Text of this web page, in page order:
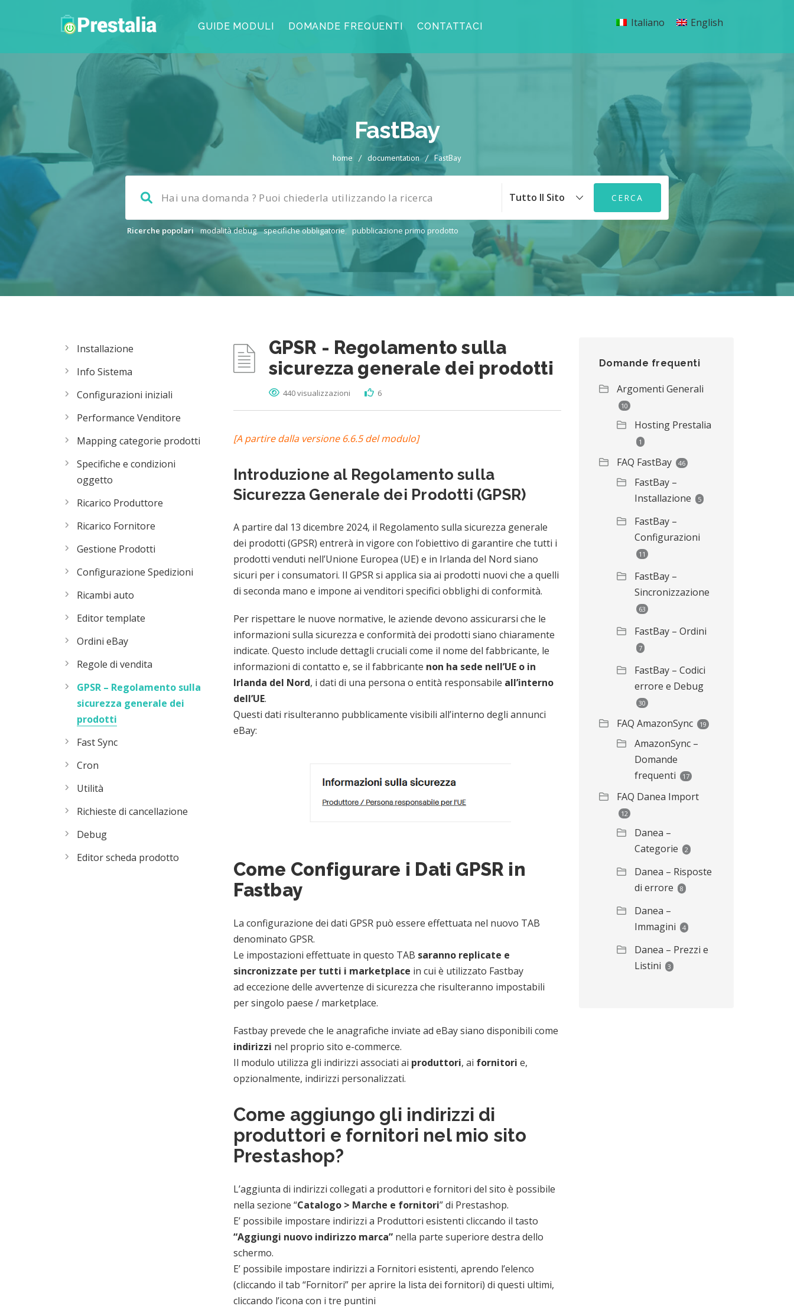
Italiano English
GUIDE MODULI DOMANDE FREQUENTI CONTATTACI
FastBay
home / documentation / FastBay
Ricerche popolari modalità debug, specifiche obbligatorie, pubblicazione primo prodotto
Installazione
Info Sistema
Configurazioni iniziali
Performance Venditore
Mapping categorie prodotti
Specifiche e condizioni
oggetto
Ricarico Produttore
Ricarico Fornitore
Gestione Prodotti
Configurazione Spedizioni
Ricambi auto
Editor template
Ordini eBay
Regole di vendita
GPSR – Regolamento sulla
sicurezza generale dei
prodotti
Fast Sync
Cron
Utilità
Richieste di cancellazione
Debug
Editor scheda prodotto
GPSR - Regolamento sulla
sicurezza generale dei prodotti
440 visualizzazioni 6
[A partire dalla versione 6.6.5 del modulo]
Introduzione al Regolamento sulla
Sicurezza Generale dei Prodotti (GPSR)
A partire dal 13 dicembre 2024, il Regolamento sulla sicurezza generale
dei prodotti (GPSR) entrerà in vigore con l’obiettivo di garantire che tutti i
prodotti venduti nell’Unione Europea (UE) e in Irlanda del Nord siano
sicuri per i consumatori. Il GPSR si applica sia ai prodotti nuovi che a quelli
di seconda mano e impone ai venditori specifici obblighi di conformità.
Per rispettare le nuove normative, le aziende devono assicurarsi che le
informazioni sulla sicurezza e conformità dei prodotti siano chiaramente
indicate. Questo include dettagli cruciali come il nome del fabbricante, le
informazioni di contatto e, se il fabbricante non ha sede nell’UE o in
Irlanda del Nord, i dati di una persona o entità responsabile all’interno
dell’UE.
Questi dati risulteranno pubblicamente visibili all’interno degli annunci
eBay:
Come Configurare i Dati GPSR in
Fastbay
La configurazione dei dati GPSR può essere effettuata nel nuovo TAB
denominato GPSR.
Le impostazioni effettuate in questo TAB saranno replicate e
sincronizzate per tutti i marketplace in cui è utilizzato Fastbay
ad eccezione delle avvertenze di sicurezza che risulteranno impostabili
per singolo paese / marketplace.
Fastbay prevede che le anagrafiche inviate ad eBay siano disponibili come
indirizzi nel proprio sito e-commerce.
Il modulo utilizza gli indirizzi associati ai produttori, ai fornitori e,
opzionalmente, indirizzi personalizzati.
Come aggiungo gli indirizzi di
produttori e fornitori nel mio sito
Prestashop?
L’aggiunta di indirizzi collegati a produttori e fornitori del sito è possibile
nella sezione “Catalogo > Marche e fornitori” di Prestashop.
E’ possibile impostare indirizzi a Produttori esistenti cliccando il tasto
“Aggiungi nuovo indirizzo marca” nella parte superiore destra dello
schermo.
E’ possibile impostare indirizzi a Fornitori esistenti, aprendo l’elenco
(cliccando il tab “Fornitori” per aprire la lista dei fornitori) di questi ultimi,
cliccando l’icona con i tre puntini
Domande frequenti
Argomenti Generali
10
Hosting Prestalia
1
FAQ FastBay 46
FastBay –
Installazione
5
FastBay –
Configurazioni
11
FastBay –
Sincronizzazione
63
FastBay – Ordini
7
FastBay – Codici
errore e Debug
30
FAQ AmazonSync 19
AmazonSync –
Domande
frequenti
17
FAQ Danea Import
12
Danea –
Categorie
2
Danea – Risposte
di errore
8
Danea –
Immagini
4
Danea – Prezzi e
Listini
3